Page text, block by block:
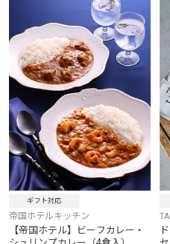
ギフト対応
帝国ホテルキッチン
【帝国ホテル】ビーフカレー・